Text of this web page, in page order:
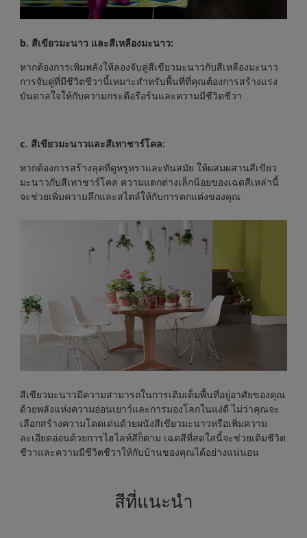
b. สีเขียวมะนาว และสีเหลืองมะนาว:
หากต้องการเพิ่มพลังให้ลองจับคู่สีเขียวมะนาวกับสีเหลืองมะนาว
การจับคู่ที่มีชีวิตชีวานี้เหมาะสำหรับพื้นที่ที่คุณต้องการสร้างแรง
บันดาลใจให้กับความกระตือรือร้นและความมีชีวิตชีวา
c. สีเขียวมะนาวและสีเทาชาร์โคล:
หากต้องการสร้างลุคที่ดูหรูหราและทันสมัย ให้ผสมผสานสีเขียว
มะนาวกับสีเทาชาร์โคล ความแตกต่างเล็กน้อยของเฉดสีเหล่านี้
จะช่วยเพิ่มความลึกและสไตล์ให้กับการตกแต่งของคุณ
สีเขียวมะนาวมีความสามารถในการเติมเต็มพื้นที่อยู่อาศัยของคุณ
ด้วยพลังแห่งความอ่อนเยาว์และการมองโลกในแง่ดี ไม่ว่าคุณจะ
เลือกสร้างความโดดเด่นด้วยผนังสีเขียวมะนาวหรือเพิ่มความ
ละเอียดอ่อนด้วยการไฮไลท์สีก็ตาม เฉดสีที่สดใสนี้จะช่วยเติมชีวิต
ชีวาและความมีชีวิตชีวาให้กับบ้านของคุณได้อย่างแน่นอน
สีที่แนะนำ